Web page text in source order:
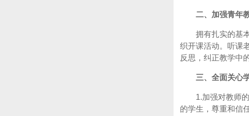
二、加强青年
拥有扎实的基
织开课活动。听课
反思，纠正教学中
三、全面关心
1.加强对教师
的学生，尊重和信